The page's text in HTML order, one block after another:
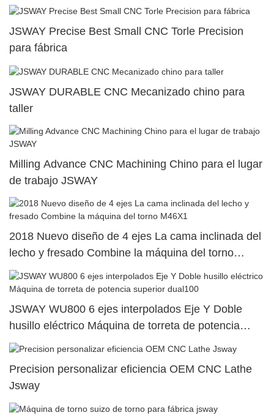
superior dual105
JSWAY Precise Best Small CNC Torle Precision
para fábrica
JSWAY DURABLE CNC Mecanizado chino para
taller
Milling Advance CNC Machining Chino para el lugar
de trabajo JSWAY
2018 Nuevo diseño de 4 ejes La cama inclinada del
lecho y fresado Combine la máquina del torno
M46X1
JSWAY WU800 6 ejes interpolados Eje Y Doble
husillo eléctrico Máquina de torreta de potencia
superior dual100
Precision personalizar eficiencia OEM CNC Lathe
Jsway